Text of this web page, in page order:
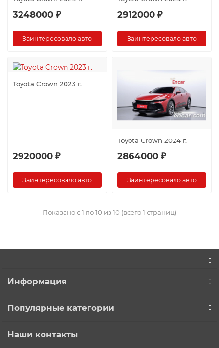
3248000 ₽
Заинтересовало авто
2912000 ₽
Заинтересовало авто
Toyota Crown 2023 г.
2920000 ₽
Заинтересовало авто
Toyota Crown 2024 г.
2864000 ₽
Заинтересовало авто
Показано с 1 по 10 из 10 (всего 1 страниц)
Информация
Популярные категории
Наши контакты